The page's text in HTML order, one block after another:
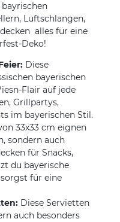
Luftschlangen,
 alles für eine
Deko!
Diese
bayerischen
Flair auf jede
Grillpartys,
im bayerischen Stil.
33x33 cm eignen
sondern auch
für Snacks,
du bayerische
für eine
Diese Servietten
auch besonders